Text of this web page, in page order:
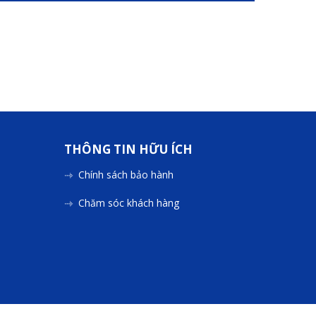
THÔNG TIN HỮU ÍCH
Chính sách bảo hành
Chăm sóc khách hàng